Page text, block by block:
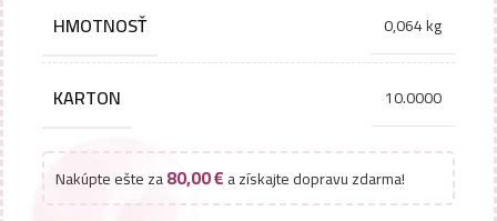
HMOTNOSŤ 0,064 kg
KARTON 10.0000
Nakúpte ešte za80,00€a získajte dopravu zdarma!